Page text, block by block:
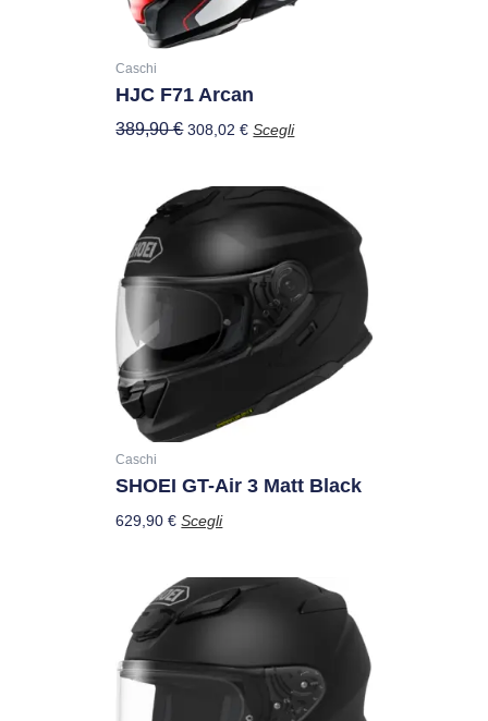
Caschi
HJC F71 Arcan
389,90€ 308,02€ Scegli
del
Caschi
SHOEI GT-Air 3 Matt Black
629,90€ Scegli
Questo
prodotto
più
varianti.
Le
opzioni
essere
scelte
pagina
del
Questo
prodotto
più
varianti.